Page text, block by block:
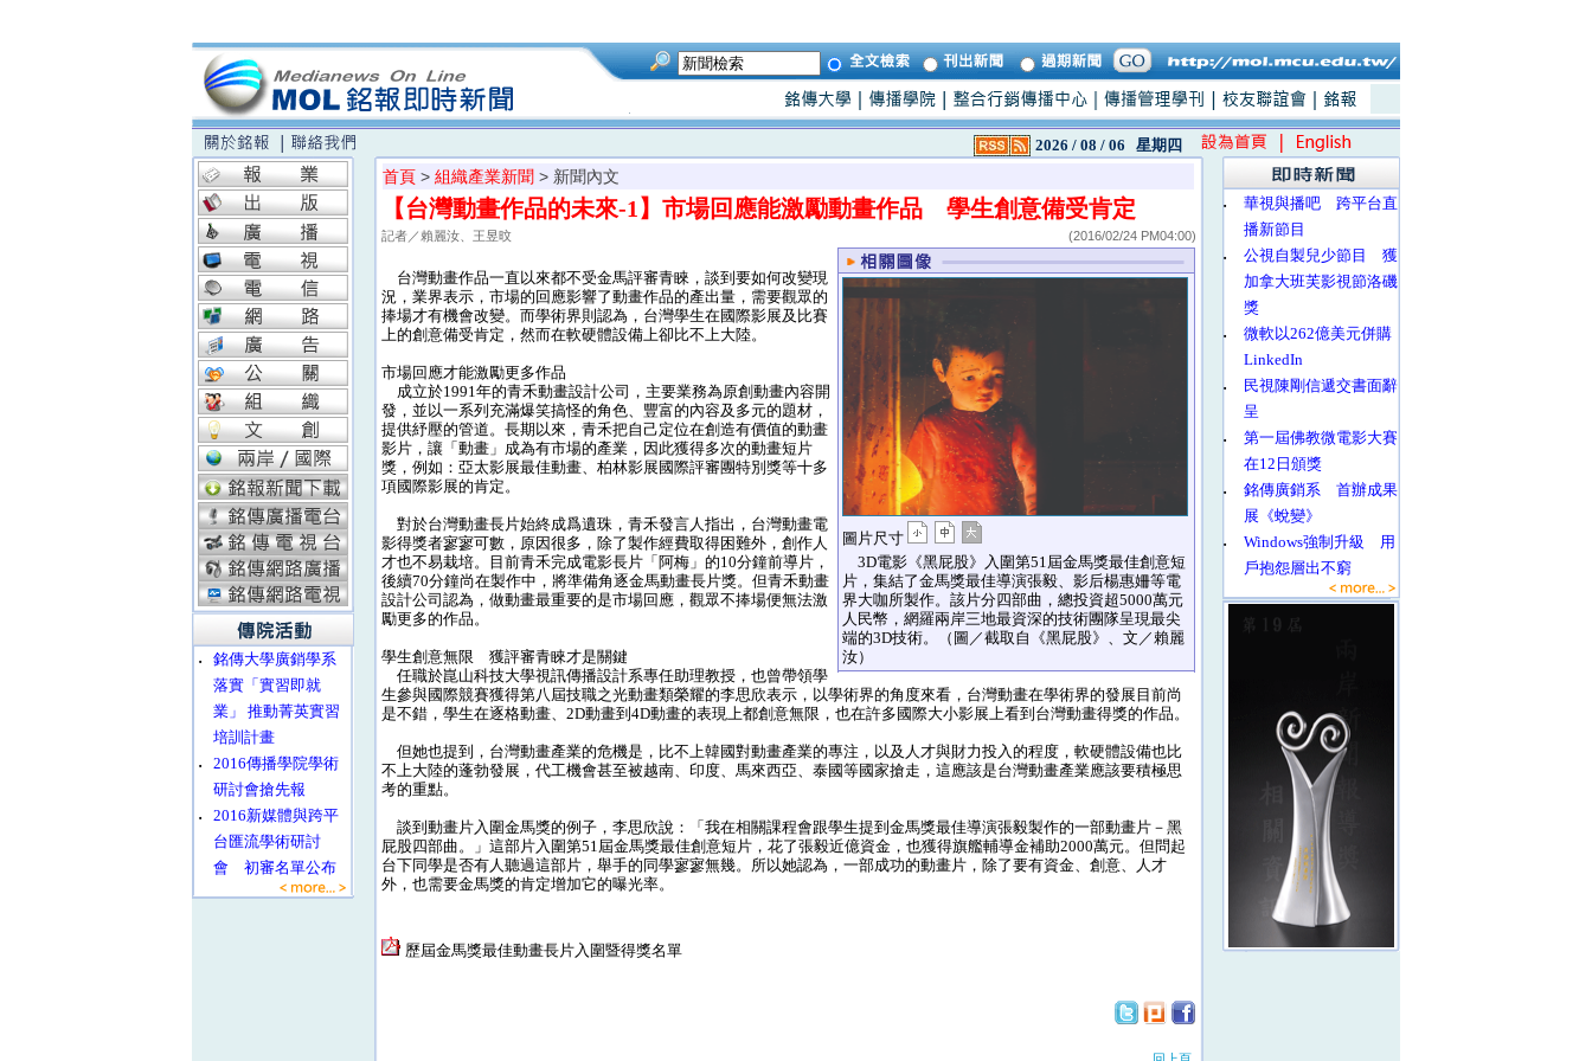
2026 / 08 / 06 星期四
‧
銘傳大學廣銷學系
落實「實習即就
業」 推動菁英實習
培訓計畫
‧
2016傳播學院學術
研討會搶先報
‧
2016新媒體與跨平
台匯流學術研討
會 初審名單公布
首頁 > 組織產業新聞 > 新聞內文
【台灣動畫作品的未來-1】市場回應能激勵動畫作品 學生創意備受肯定
記者／賴麗汝、王昱旼 (2016/02/24 PM04:00)
圖片尺寸
3D電影《黑屁股》入圍第51屆金馬獎最佳創意短
片，集結了金馬獎最佳導演張毅、影后楊惠姍等電
界大咖所製作。該片分四部曲，總投資超5000萬元
人民幣，網羅兩岸三地最資深的技術團隊呈現最尖
端的3D技術。（圖／截取自《黑屁股》、文／賴麗
汝）
台灣動畫作品一直以來都不受金馬評審青睞，談到要如何改變現
況，業界表示，市場的回應影響了動畫作品的產出量，需要觀眾的
捧場才有機會改變。而學術界則認為，台灣學生在國際影展及比賽
上的創意備受肯定，然而在軟硬體設備上卻比不上大陸。
市場回應才能激勵更多作品
成立於1991年的青禾動畫設計公司，主要業務為原創動畫內容開
發，並以一系列充滿爆笑搞怪的角色、豐富的內容及多元的題材，
提供紓壓的管道。長期以來，青禾把自己定位在創造有價值的動畫
影片，讓「動畫」成為有市場的產業，因此獲得多次的動畫短片
獎，例如：亞太影展最佳動畫、柏林影展國際評審團特別獎等十多
項國際影展的肯定。
對於台灣動畫長片始終成爲遺珠，青禾發言人指出，台灣動畫電
影得獎者寥寥可數，原因很多，除了製作經費取得困難外，創作人
才也不易栽培。目前青禾完成電影長片「阿梅」的10分鐘前導片，
後續70分鐘尚在製作中，將準備角逐金馬動畫長片獎。但青禾動畫
設計公司認為，做動畫最重要的是市場回應，觀眾不捧場便無法激
勵更多的作品。
學生創意無限 獲評審青睞才是關鍵
任職於崑山科技大學視訊傳播設計系專任助理教授，也曾帶領學
生參與國際競賽獲得第八屆技職之光動畫類榮耀的李思欣表示，以學術界的角度來看，台灣動畫在學術界的發展目前尚
是不錯，學生在逐格動畫、2D動畫到4D動畫的表現上都創意無限，也在許多國際大小影展上看到台灣動畫得獎的作品。
但她也提到，台灣動畫產業的危機是，比不上韓國對動畫產業的專注，以及人才與財力投入的程度，軟硬體設備也比
不上大陸的蓬勃發展，代工機會甚至被越南、印度、馬來西亞、泰國等國家搶走，這應該是台灣動畫產業應該要積極思
考的重點。
談到動畫片入圍金馬獎的例子，李思欣說：「我在相關課程會跟學生提到金馬獎最佳導演張毅製作的一部動畫片－黑
屁股四部曲。」這部片入圍第51屆金馬獎最佳創意短片，花了張毅近億資金，也獲得旗艦輔導金補助2000萬元。但問起
台下同學是否有人聽過這部片，舉手的同學寥寥無幾。所以她認為，一部成功的動畫片，除了要有資金、創意、人才
外，也需要金馬獎的肯定增加它的曝光率。
歷屆金馬獎最佳動畫長片入圍暨得獎名單
‧
華視與播吧 跨平台直
播新節目
‧
公視自製兒少節目 獲
加拿大班芙影視節洛磯
獎
‧
微軟以262億美元併購
LinkedIn
‧
民視陳剛信遞交書面辭
呈
‧
第一屆佛教微電影大賽
在12日頒獎
‧
銘傳廣銷系 首辦成果
展《蛻變》
‧
Windows強制升級 用
戶抱怨層出不窮